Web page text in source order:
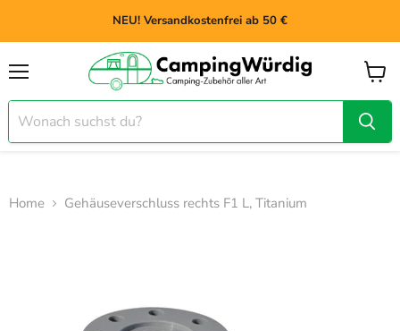
NEU! Versandkostenfrei ab 50 €
Home Gehäuseverschluss rechts F1 L, Titanium